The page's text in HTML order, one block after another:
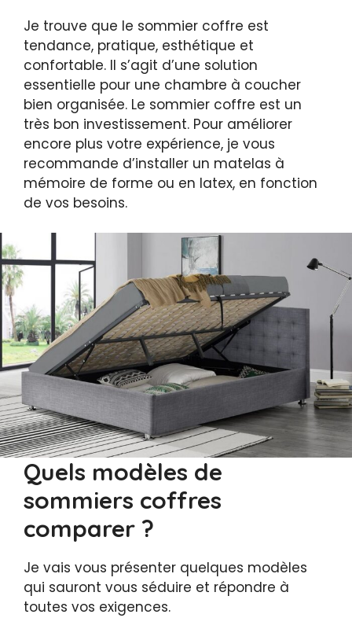
Je trouve que le sommier coffre est
tendance, pratique, esthétique et
confortable. Il s’agit d’une solution
essentielle pour une chambre à coucher
bien organisée. Le sommier coffre est un
très bon investissement. Pour améliorer
encore plus votre expérience, je vous
recommande d’installer un matelas à
mémoire de forme ou en latex, en fonction
de vos besoins.
Quels modèles de
sommiers coffres
comparer ?
Je vais vous présenter quelques modèles
qui sauront vous séduire et répondre à
toutes vos exigences.